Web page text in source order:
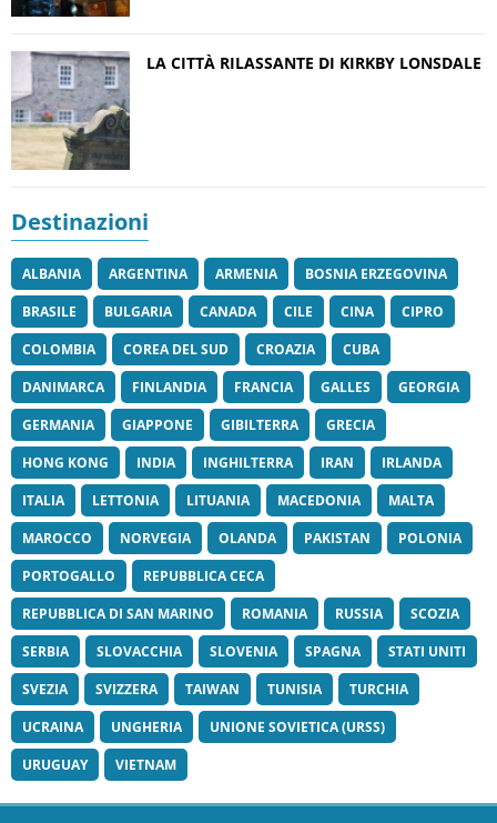
LA CITTÀ RILASSANTE DI KIRKBY LONSDALE
Destinazioni
ALBANIA ARGENTINA ARMENIA
BOSNIA ERZEGOVINA
BRASILE
BULGARIA CANADA CILE CINA
CIPRO
COLOMBIA
COREA DEL SUD CROAZIA
CUBA
DANIMARCA
FINLANDIA FRANCIA GALLES
GEORGIA
GERMANIA
GIAPPONE GIBILTERRA
GRECIA
HONG KONG
INDIA INGHILTERRA IRAN
IRLANDA
ITALIA
LETTONIA LITUANIA MACEDONIA
MALTA
MAROCCO
NORVEGIA OLANDA PAKISTAN
POLONIA
PORTOGALLO
REPUBBLICA CECA
REPUBBLICA DI SAN MARINO
ROMANIA RUSSIA
SCOZIA
SERBIA
SLOVACCHIA SLOVENIA SPAGNA
STATI UNITI
SVEZIA
SVIZZERA TAIWAN TUNISIA
TURCHIA
UCRAINA
UNGHERIA
UNIONE SOVIETICA (URSS)
URUGUAY
VIETNAM